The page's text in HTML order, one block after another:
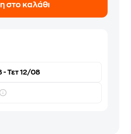
στο καλάθι
- Τετ 12/08